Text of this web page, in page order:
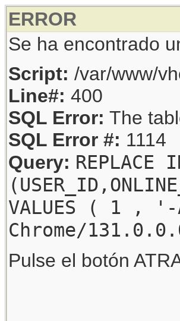
ERROR
Se ha encontrado
Script: /var/www/
Line#: 400
SQL Error: The
SQL Error #: 1114
Query: REPLACE
VALUES ( 1 ,
Chrome/
Pulse el botón